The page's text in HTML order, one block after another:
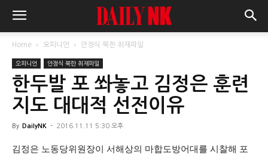
Home 오피니언 안정식 북한 취재파일
오피니언 안정식 북한 취재파일
한두발 포 쏴놓고 김정은 훈련
지도 대대적 선전이유
By DailyNK - 2016.11.11 5:30 오후
김정은 노동당위원장이 서해상의 마합도방어대를 시찰해 포